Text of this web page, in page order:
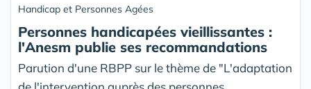
Handicap et Personnes Agées
Personnes handicapées vieillissantes :
l'Anesm publie ses recommandations
Parution d'une RBPP sur le thème de "L'adaptation